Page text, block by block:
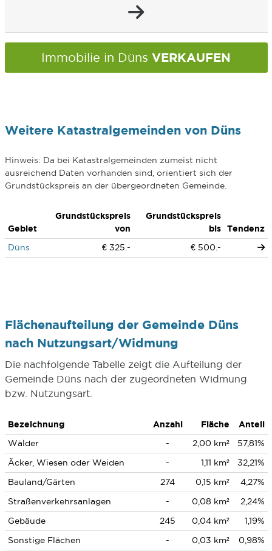
Immobilie in Düns VERKAUFEN
Weitere Katastralgemeinden von Düns
Hinweis: Da bei Katastralgemeinden zumeist nicht
ausreichend Daten vorhanden sind, orientiert sich der
Grundstückspreis an der übergeordneten Gemeinde.
Gebiet
Grundstückspreis
von
Grundstückspreis
bis
Tendenz
Düns
€ 325.- € 500.-
Flächenaufteilung der Gemeinde Düns
nach Nutzungsart/Widmung
Die nachfolgende Tabelle zeigt die Aufteilung der
Gemeinde Düns nach der zugeordneten Widmung
bzw. Nutzungsart.
Bezeichnung Anzahl Fläche
Anteil
Wälder
- 2,00 km²
57,81%
Äcker, Wiesen oder Weiden
- 1,11 km²
32,21%
Bauland/Gärten
274 0,15 km²
4,27%
Straßenverkehrsanlagen
- 0,08 km²
2,24%
Gebäude
245 0,04 km²
1,19%
Sonstige Flächen
- 0,03 km² 0,98%